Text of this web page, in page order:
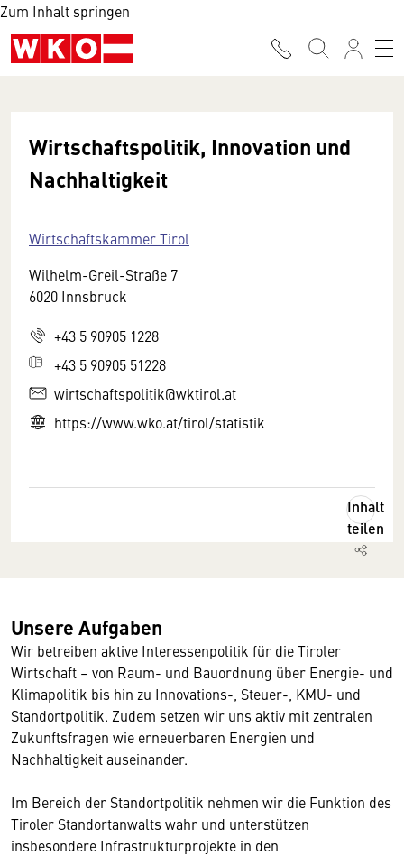
Zum Inhalt springen
Wirtschaftspolitik, Innovation und
Nachhaltigkeit
Wirtschaftskammer Tirol
Wilhelm-Greil-Straße 7
6020 Innsbruck
+43 5 90905 1228
+43 5 90905 51228
wirtschaftspolitik@wktirol.at
https://www.wko.at/tirol/statistik
Inhalt
teilen
Unsere Aufgaben
Wir betreiben aktive Interessenpolitik für die Tiroler
Wirtschaft – von Raum- und Bauordnung über Energie- und
Klimapolitik bis hin zu Innovations-, Steuer-, KMU- und
Standortpolitik. Zudem setzen wir uns aktiv mit zentralen
Zukunftsfragen wie erneuerbaren Energien und
Nachhaltigkeit auseinander.
Im Bereich der Standortpolitik nehmen wir die Funktion des
Tiroler Standortanwalts wahr und unterstützen
insbesondere Infrastrukturprojekte in den